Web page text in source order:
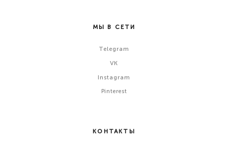
МЫ В СЕТИ
Telegram
VK
Instagram
Pinterest
КОНТАКТЫ